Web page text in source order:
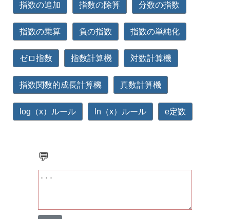
指数の追加 指数の除算 分数の指数
指数の乗算 負の指数 指数の単純化
ゼロ指数 指数計算機 対数計算機
指数関数的成長計算機 真数計算機
log（x）ルール ln（x）ルール e定数
💬